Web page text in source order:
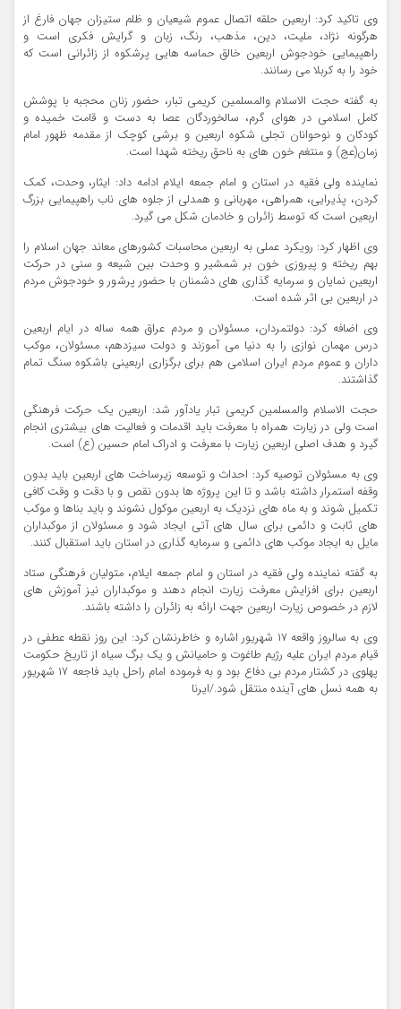
وی تاکید کرد: اربعین حلقه اتصال عموم شیعیان و ظلم ستیزان جهان فارغ از
هرگونه نژاد، ملیت، دین، مذهب، رنگ، زبان و گرایش فکری است و
راهپیمایی خودجوش اربعین خالق حماسه هایی پرشکوه از زائرانی است که
خود را به کربلا می رسانند.
به گفته حجت الاسلام والمسلمین کریمی تبار، حضور زنان محجبه با پوشش
کامل اسلامی در هوای گرم، سالخوردگان عصا به دست و قامت خمیده و
کودکان و نوحوانان تجلی شکوه اربعین و برشی کوچک از مقدمه ظهور امام
زمان(عج) و منتغم خون های به ناحق ریخته شهدا است.
نماینده ولی فقیه در استان و امام جمعه ایلام ادامه داد: ایثار، وحدت، کمک
کردن، پذیرایی، همراهی، مهربانی و همدلی از جلوه های ناب راهپیمایی بزرگ
اربعین است که توسط زائران و خادمان شکل می گیرد.
وی اظهار کرد: رویکرد عملی به اربعین محاسبات کشورهای معاند جهان اسلام را
بهم ریخته و پیروزی خون بر شمشیر و وحدت بین شیعه و سنی در حرکت
اربعین نمایان و سرمایه گذاری های دشمنان با حضور پرشور و خودجوش مردم
در اربعین بی اثر شده است.
وی اضافه کرد: دولتمردان، مسئولان و مردم عراق همه ساله در ایام اربعین
درس مهمان نوازی را به دنیا می آموزند و دولت سیزدهم، مسئولان، موکب
داران و عموم مردم ایران اسلامی هم برای برگزاری اربعینی باشکوه سنگ تمام
گذاشتند.
حجت الاسلام والمسلمین کریمی تبار یادآور شد: اربعین یک حرکت فرهنگی
است ولی در زیارت همراه با معرفت باید اقدمات و فعالیت های بیشتری انجام
گیرد و هدف اصلی اربعین زیارت با معرفت و ادراک امام حسین (ع) است.
وی به مسئولان توصیه کرد: احداث و توسعه زیرساخت های اربعین باید بدون
وقفه استمرار داشته باشد و تا این پروژه ها بدون نقص و با دقت و وقت کافی
تکمیل شوند و به ماه های نزدیک به اربعین موکول نشوند و باید بناها و موکب
های ثابت و دائمی برای سال های آتی ایجاد شود و مسئولان از موکبداران
مایل به ایجاد موکب های دائمی و سرمایه گذاری در استان باید استقبال کنند.
به گفته نماینده ولی فقیه در استان و امام جمعه ایلام، متولیان فرهنگی ستاد
اربعین برای افزایش معرفت زیارت انجام دهند و موکبداران نیز آموزش های
لازم در خصوص زیارت اربعین جهت ارائه به زائران را داشته باشند.
وی به سالروز واقعه ۱۷ شهریور اشاره و خاطرنشان کرد: این روز نقطه عطفی در
قیام مردم ایران علیه رژیم طاغوت و حامیانش و یک برگ سیاه از تاریخ حکومت
پهلوی در کشتار مردم بی دفاع بود و به فرموده امام راحل باید فاجعه ۱۷ شهریور
به همه نسل های آینده منتقل شود./ایرنا